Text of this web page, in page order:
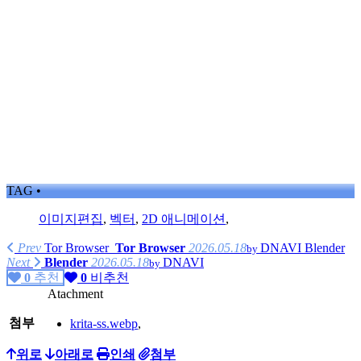
TAG •
이미지편집, 벡터 , 2D 애니메이션 ,
Prev Tor Browser Tor Browser 2026.05.18by DNAVI Blender
Next
Blender 2026.05.18by DNAVI
0 추천 0 비추천
Atachment
첨부 krita-ss.webp,
위로 아래로 인쇄 첨부